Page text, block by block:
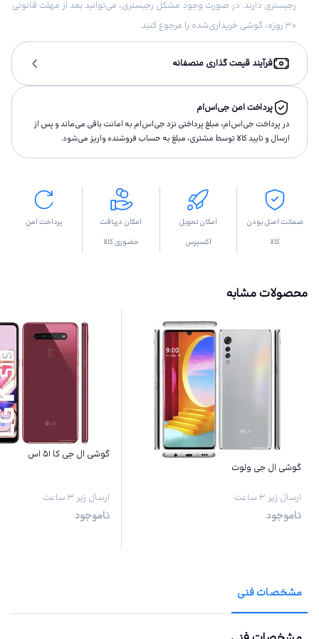
رجیستری دارند. در صورت وجود مشکل رجیستری، می‌توانید بعد از مهلت قانونی
۳۰ روزه، گوشی خریداری‌شده را مرجوع کنید.
فرآیند قیمت گذاری منصفانه
پرداخت امن جی‌اس‌ام
در پرداخت جی‌اس‌ام، مبلغ پرداختى نزد جی‌اس‌ام به امانت باقى مى‌ماند و پس از
ارسال و تاييد كالا توسط مشتری، مبلغ به حساب فروشنده واريز مى‌شود.
ضمانت اصل بودن
کالا
امکان تحویل
اکسپرس
امکان دریافت
حضوری کالا
پرداخت امن
محصولات مشابه
گوشی ال جی ولوت
ارسال زیر ۳ ساعت
ناموجود
گوشی ال جی کا ۵۱ اس
ارسال زیر ۳ ساعت
ناموجود
مشخصات فنی